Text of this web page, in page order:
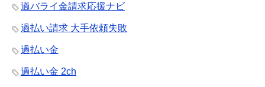
過バライ金請求応援ナビ
過払い請求 大手依頼失敗
過払い金
過払い金 2ch